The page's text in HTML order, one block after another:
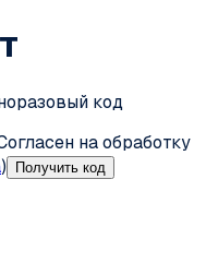
код
на обработку
) Получить код